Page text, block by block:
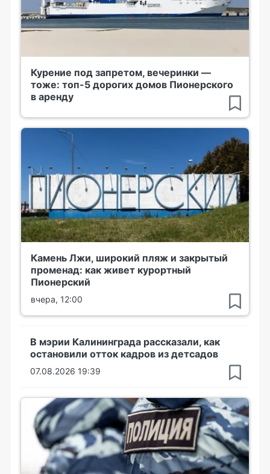
Курение под запретом, вечеринки —
тоже: топ-5 дорогих домов Пионерского
в аренду
Камень Лжи, широкий пляж и закрытый
променад: как живет курортный
Пионерский
вчера, 12:00
В мэрии Калининграда рассказали, как
остановили отток кадров из детсадов
07.08.2026 19:39